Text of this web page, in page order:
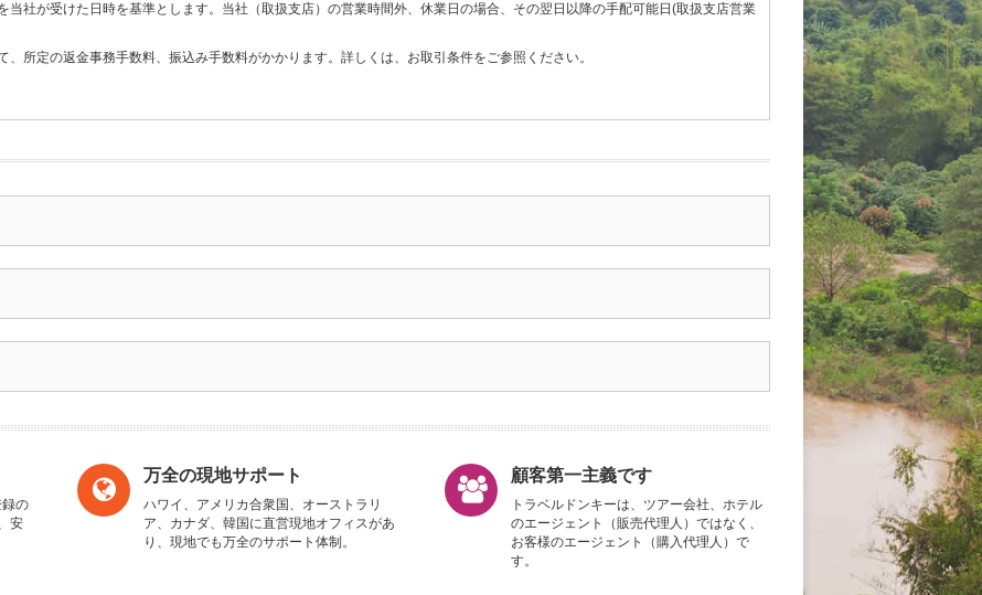
当社が受けた日時を基準とします。当社（取扱支店）の営業時間外、休業日の場合、その翌日以降の手配可能日(取扱支店営業
所定の返金事務手数料、振込み手数料がかかります。詳しくは、お取引条件をご参照ください。
録の
安
万全の現地サポート
ハワイ、アメリカ合衆国、オーストラリ
ア、カナダ、韓国に直営現地オフィスがあ
り、現地でも万全のサポート体制。
顧客第一主義です
トラベルドンキーは、ツアー会社、ホテル
のエージェント（販売代理人）ではなく、
お客様のエージェント（購入代理人）で
す。